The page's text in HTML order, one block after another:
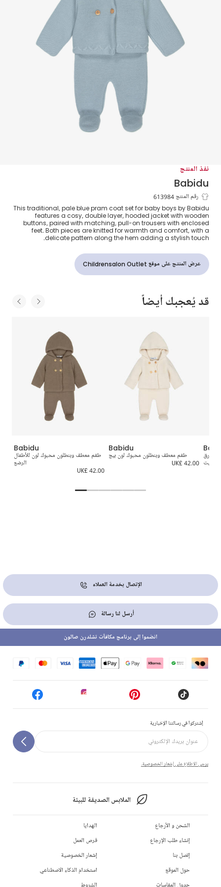
نفذ المنتج
Babidu
طقم معطف شتوي محبوك لون أزرق للأولاد
الرضع
رقم المنتج 613984
This traditional, pale blue pram coat set for baby boys by Babidu
features a cosy, double layer, hooded jacket with wooden
buttons, paired with matching, pull-on trousers with enclosed
feet. Both pieces are knitted for warmth and comfort, with a
delicate pattern along the hem adding a stylish touch.
عرض المنتج على موقع Childrensalon Outlet
قد يُعجبك أيضاً
Babidu
طقم معطف وبنطلون محبوك لون للأطفال
الرضع
UK£ 42.00
Babidu
طقم معطف وبنطلون محبوك لون بيج
UK£ 42.00
أزرق
سليت
الإتصال بخدمة العملاء
أرسل لنا رسالة
إشتركوا في رسالتنا الإخبارية
يرجى الاطلاع على إشعار الخصوصية.
الملابس الصديقة للبيئة
انضموا إلى برنامج مكافآت تشلدرن صالون
الشحن و الأرجاع
إنشاء طلب الإرجاع
إتصل بنا
حول الموقع
جدول المقاسات
الهدايا
فرص العمل
إشعار الخصوصية
استخدام الذكاء الاصطناعي
الشروط